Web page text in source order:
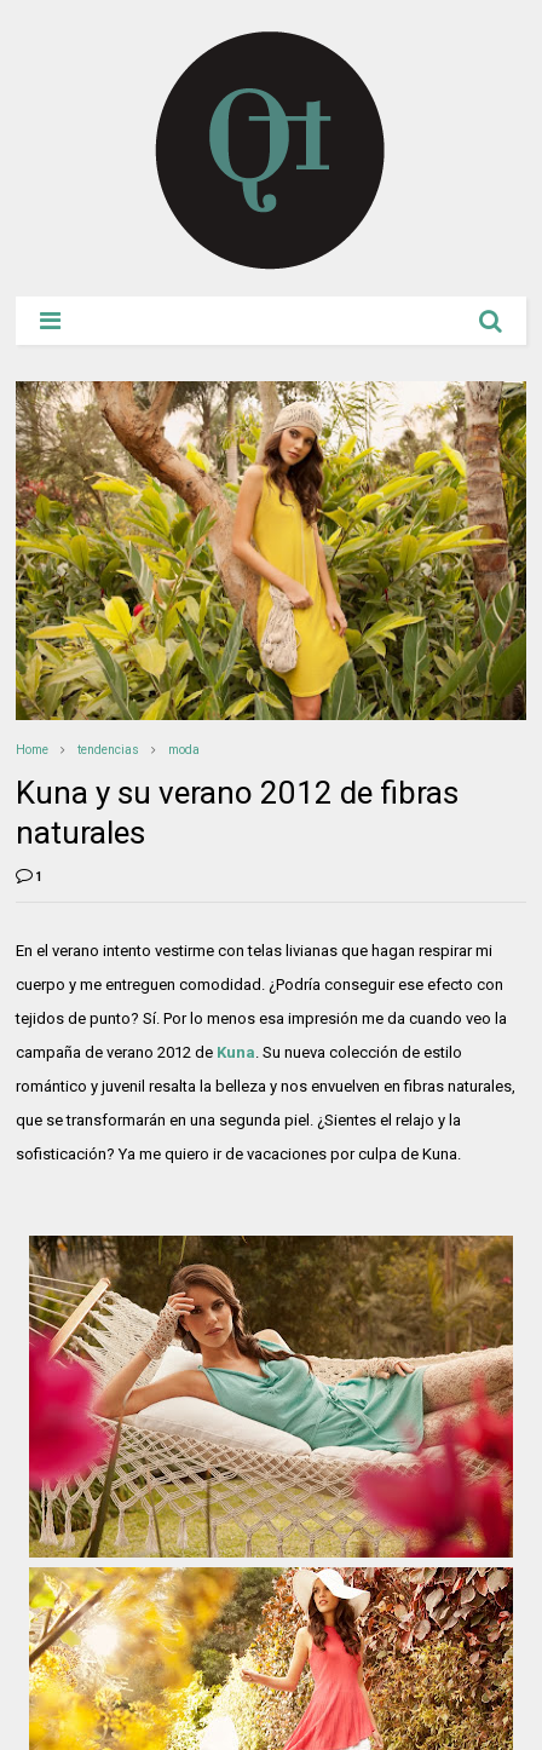
Home tendencias moda
Kuna y su verano 2012 de fibras
naturales
1
En el verano intento vestirme con telas livianas que hagan respirar mi
cuerpo y me entreguen comodidad. ¿Podría conseguir ese efecto con
tejidos de punto? Sí. Por lo menos esa impresión me da cuando veo la
campaña de verano 2012 de Kuna. Su nueva colección de estilo
romántico y juvenil resalta la belleza y nos envuelven en fibras naturales,
que se transformarán en una segunda piel. ¿Sientes el relajo y la
sofisticación? Ya me quiero ir de vacaciones por culpa de Kuna.